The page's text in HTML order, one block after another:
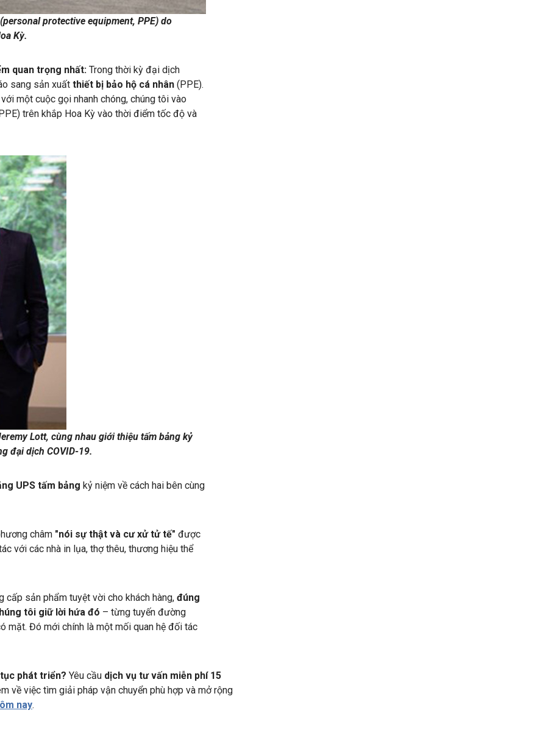
protective equipment, PPE) do
Kỳ.
quan trọng nhất: Trong thời kỳ đại dịch
sang sản xuất thiết bị bảo hộ cá nhân (PPE).
một cuộc gọi nhanh chóng, chúng tôi vào
trên khắp Hoa Kỳ vào thời điểm tốc độ và
Lott, cùng nhau giới thiệu tấm bảng kỷ
đại dịch COVID-19.
UPS tấm bảng kỷ niệm về cách hai bên cùng
châm "nói sự thật và cư xử tử tế" được
với các nhà in lụa, thợ thêu, thương hiệu thể
cấp sản phẩm tuyệt vời cho khách hàng, đúng
tôi giữ lời hứa đó – từng tuyến đường
mặt. Đó mới chính là một mối quan hệ đối tác
phát triển? Yêu cầu dịch vụ tư vấn miễn phí 15
về việc tìm giải pháp vận chuyển phù hợp và mở rộng
nay.